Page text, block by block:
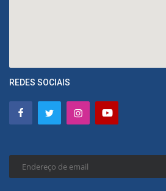
REDES SOCIAIS